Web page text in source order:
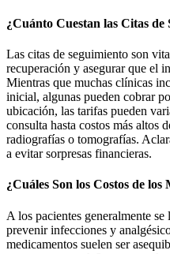
¿Cuánto Cuestan las Citas de
Las citas de seguimiento son
recuperación y asegurar que el
Mientras que muchas clínicas
inicial, algunas pueden cobrar
ubicación, las tarifas pueden
consulta hasta costos más altos
radiografías o tomografías.
a evitar sorpresas financieras.
¿Cuáles Son los Costos de
A los pacientes generalmente
prevenir infecciones y
medicamentos suelen ser